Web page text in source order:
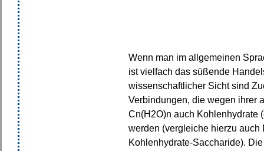
Wenn man im allgemeinen
ist vielfach das süßende
wissenschaftlicher Sicht sind
Verbindungen, die wegen ihrer
Cn(H 2O)n auch Kohlenhydrate
werden (vergleiche hierzu auch
Kohlenhydrate-Saccharide).